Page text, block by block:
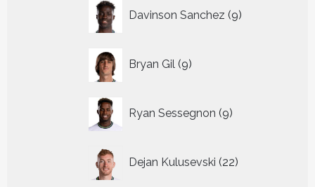
Davinson Sanchez 9
producten
Bryan Gil 9
producten
Ryan Sessegnon 9
producten
Dejan Kulusevski 22
producten